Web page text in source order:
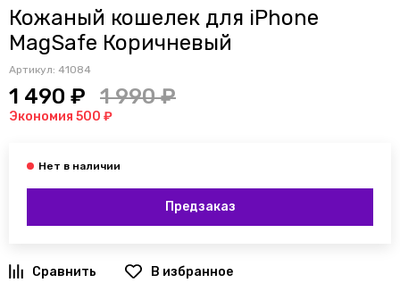
Кожаный кошелек для iPhone
MagSafe Коричневый
Артикул: 41084
1 490 ₽ 1 990 ₽
Экономия 500 ₽
Предзаказ